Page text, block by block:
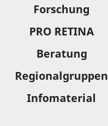
Forschung
PRO RETINA
Beratung
Regionalgruppen
Infomaterial